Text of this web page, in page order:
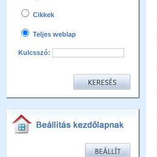
Cikkek
Teljes weblap
Kulcsszó: